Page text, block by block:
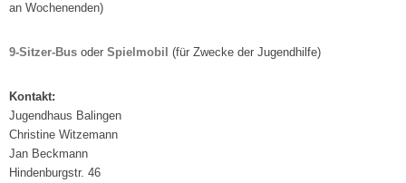
an Wochenenden)
9-Sitzer-Bus oder Spielmobil (für Zwecke der Jugendhilfe)
Kontakt:
Jugendhaus Balingen
Christine Witzemann
Jan Beckmann
Hindenburgstr. 46